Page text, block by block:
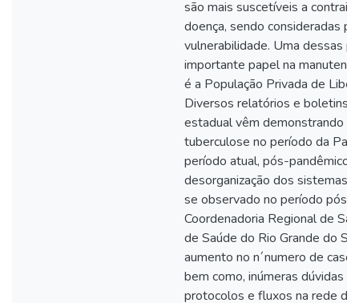
são mais suscetíveis a contrair
doença, sendo consideradas
vulnerabilidade. Uma dessas
importante papel na
é a População Privada de
Diversos relatórios e boletins
estadual vêm demonstrando a
tuberculose no período da
período atual, pós-pandêmico.
desorganização dos sistemas
se observado no período pós-
Coordenadoria Regional de
de Saúde do Rio Grande do
aumento no n´numero de
bem como, inúmeras dúvidas
protocolos e fluxos na rede de